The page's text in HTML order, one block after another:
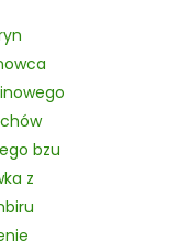
bzu
z